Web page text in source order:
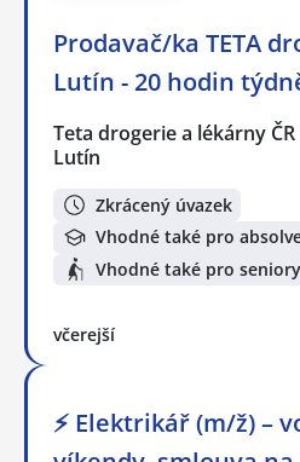
Prodavač/ka TETA
Lutín - 20 hodin
Teta drogerie a lékárny
Lutín
Zkrácený úvazek
Vhodné také pro
Vhodné také pro seniory
včerejší
⚡ Elektrikář (m/ž) –